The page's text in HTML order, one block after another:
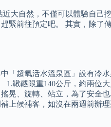
大自然，不僅可以體驗自己
緊前往預定吧。 其實，除
「超氧活水溫泉區」設有
鞦韆限重140公斤，約兩
晃、旋轉、站立，為了安全
上候補客，如沒在兩週前辦理